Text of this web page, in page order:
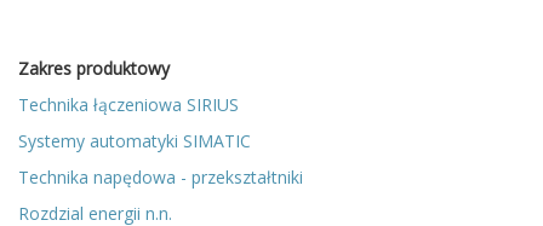
Zakres produktowy
Technika łączeniowa SIRIUS
Systemy automatyki SIMATIC
Technika napędowa - przekształtniki
Rozdzial energii n.n.